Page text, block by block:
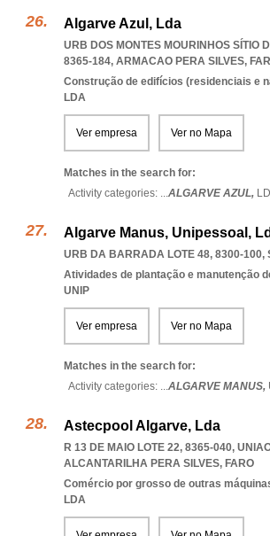
Algarve Azul, Lda
URB DOS MONTES MOURINHOS SÍTIO
8365-184, ARMACAO PERA SILVES,
Construção de edifícios (residenciais e
LDA
Ver empresa Ver no Mapa
Matches in the search for:
Activity categories: ...ALGARVE AZUL,
Algarve Manus, Unipessoal,
URB DA BARRADA LOTE 48, 8300-100,
Atividades de plantação e manutenção
UNIP
Ver empresa Ver no Mapa
Matches in the search for:
Activity categories: ...ALGARVE MANUS,
Astecpool Algarve, Lda
R 13 DE MAIO LOTE 22, 8365-040,
ALCANTARILHA PERA SILVES, FARO
Comércio por grosso de outras
LDA